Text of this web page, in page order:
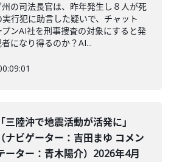
の司法長官は、昨年発生し８人が死
行犯に助言した疑いで、チャット
ンAI社を刑事捜査の対象にすると発
になり得るのか？AI...
「三陸沖で地震活動が活発に」
（ナビゲーター：吉田まゆ コメン
ーター：青木陽介）2026年4月